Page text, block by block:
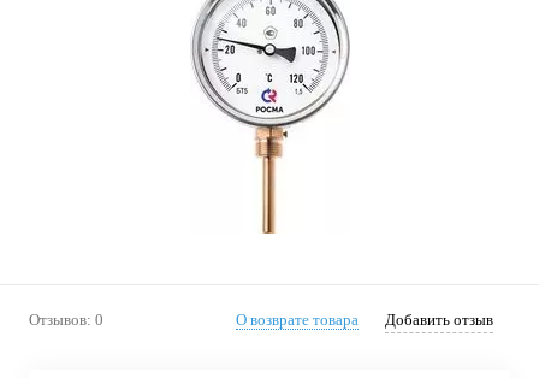
Отзывов: 0 О возврате товара Добавить отзыв